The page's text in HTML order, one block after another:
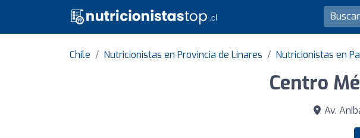
Chile Nutricionistas en Provincia de Linares Nutricionistas en
Centro
Av.